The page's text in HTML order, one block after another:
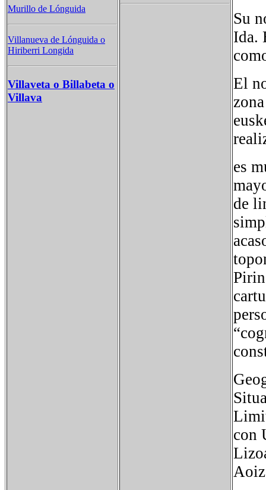
Murillo de Lónguida
Villanueva de Lónguida o
Hiriberri Longida
Villaveta o Billabeta o
Villava
Su
Ida.
El
es
de
con